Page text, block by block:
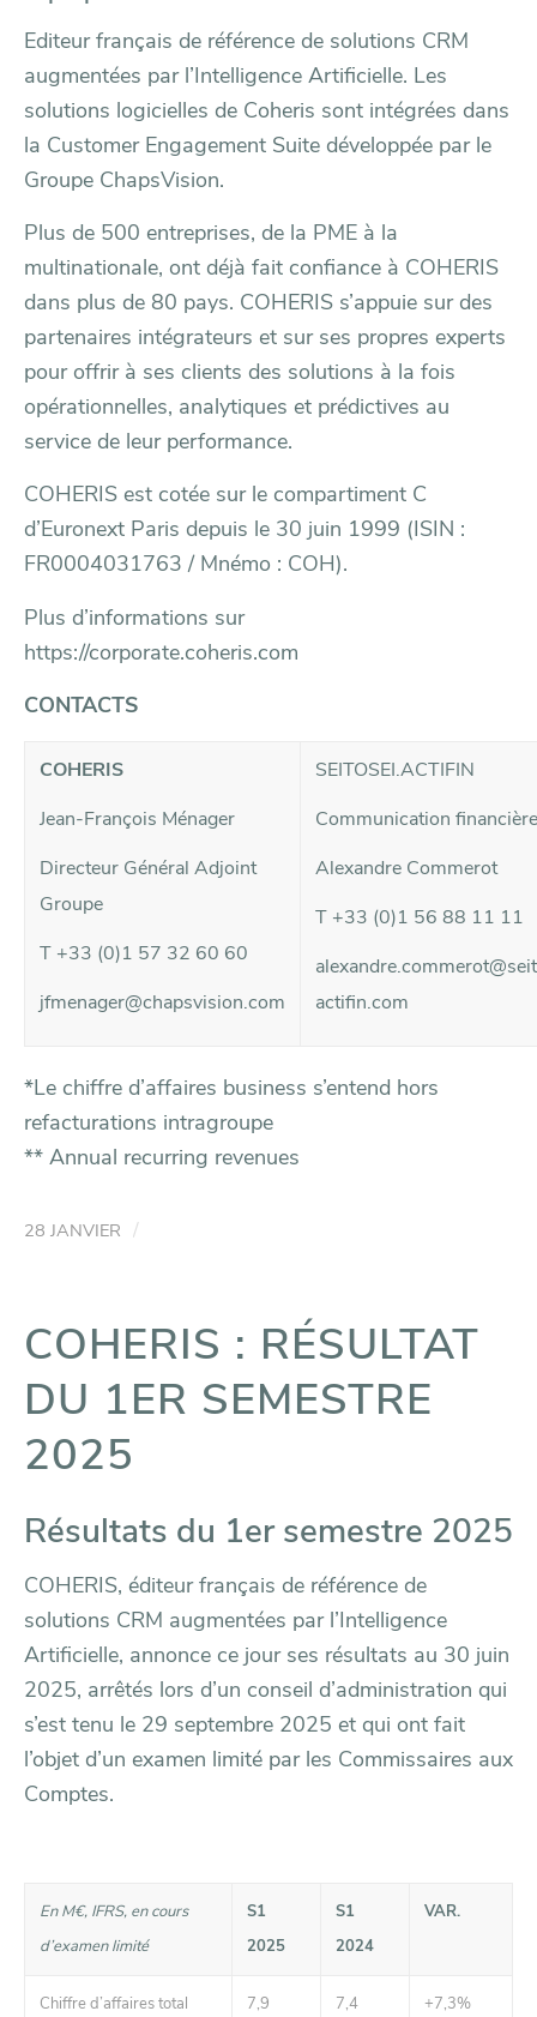
Editeur français de référence de solutions CRM
augmentées par l’Intelligence Artificielle. Les
solutions logicielles de Coheris sont intégrées dans
la Customer Engagement Suite développée par le
Groupe ChapsVision.
Plus de 500 entreprises, de la PME à la
multinationale, ont déjà fait confiance à COHERIS
dans plus de 80 pays. COHERIS s’appuie sur des
partenaires intégrateurs et sur ses propres experts
pour offrir à ses clients des solutions à la fois
opérationnelles, analytiques et prédictives au
service de leur performance.
COHERIS est cotée sur le compartiment C
d’Euronext Paris depuis le 30 juin 1999 (ISIN :
FR0004031763 / Mnémo : COH).
Plus d’informations sur
https://corporate.coheris.com
CONTACTS
COHERIS
Jean-François Ménager
Directeur Général Adjoint
Groupe
T +33 (0)1 57 32 60 60
jfmenager@chapsvision.com
SEITOSEI.ACTIFIN
Communication financière
Alexandre Commerot
T +33 (0)1 56 88 11 11
actifin.com
*Le chiffre d’affaires business s’entend hors
refacturations intragroupe
** Annual recurring revenues
28 JANVIER /
COHERIS : RÉSULTAT
DU 1ER SEMESTRE
2025
Résultats du 1er semestre 2025
COHERIS, éditeur français de référence de
solutions CRM augmentées par l’Intelligence
Artificielle, annonce ce jour ses résultats au 30 juin
2025, arrêtés lors d’un conseil d’administration qui
s’est tenu le 29 septembre 2025 et qui ont fait
l’objet d’un examen limité par les Commissaires aux
Comptes.
En M€, IFRS, en cours
d’examen limité
S1
2025
S1
2024
VAR.
Chiffre d’affaires total 7,9 7,4 +7,3%